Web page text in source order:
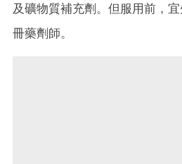
及礦物質補充劑。但服用前，
冊藥劑師。